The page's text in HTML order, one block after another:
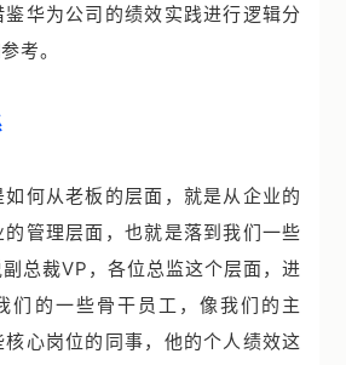
华为公司的绩效实践进行逻辑分
考。
何从老板的层面，就是从企业的
管理层面，也就是落到我们一些
总裁VP，各位总监这个层面，进
们的一些骨干员工，像我们的主
心岗位的同事，他的个人绩效这